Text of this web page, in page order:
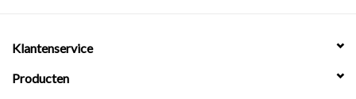
Klantenservice
Producten